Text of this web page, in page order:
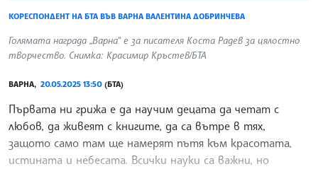
КОРЕСПОНДЕНТ НА БТА ВЪВ ВАРНА ВАЛЕНТИНА ДОБРИНЧЕВА
Голямата награда „Варна“ е за писателя Коста Радев за цялостно
творчество. Снимка: Красимир Кръстев/БТА
ВАРНА, 20.05.2025 13:50 (БТА)
Първата ни грижа е да научим децата да четат с
любов, да живеят с книгите, да са вътре в тях,
защото само там ще намерят пътя към красотата,
истината и небесата. Всички науки са важни, но